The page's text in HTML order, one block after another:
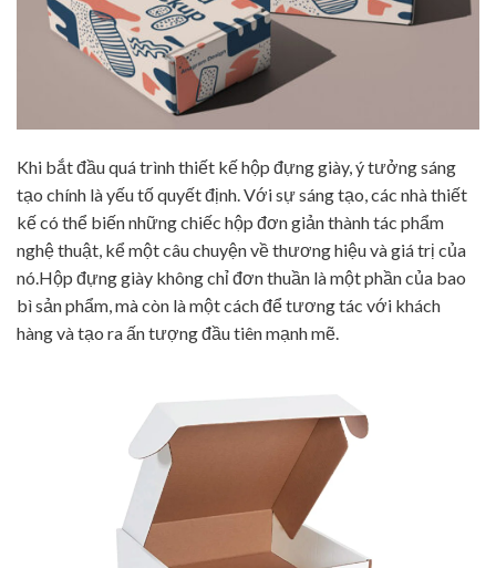
Khi bắt đầu quá trình thiết kế hộp đựng giày, ý tưởng sáng
tạo chính là yếu tố quyết định. Với sự sáng tạo, các nhà thiết
kế có thể biến những chiếc hộp đơn giản thành tác phẩm
nghệ thuật, kể một câu chuyện về thương hiệu và giá trị của
nó.Hộp đựng giày không chỉ đơn thuần là một phần của bao
bì sản phẩm, mà còn là một cách để tương tác với khách
hàng và tạo ra ấn tượng đầu tiên mạnh mẽ.